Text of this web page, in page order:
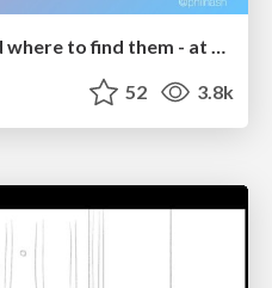
Fantastic passwords and where to find them - at NoRuKo
52 3.8k